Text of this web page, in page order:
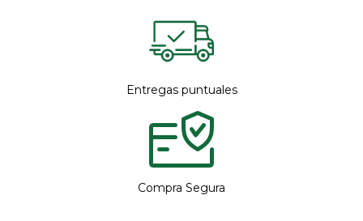
Entregas puntuales
Compra Segura